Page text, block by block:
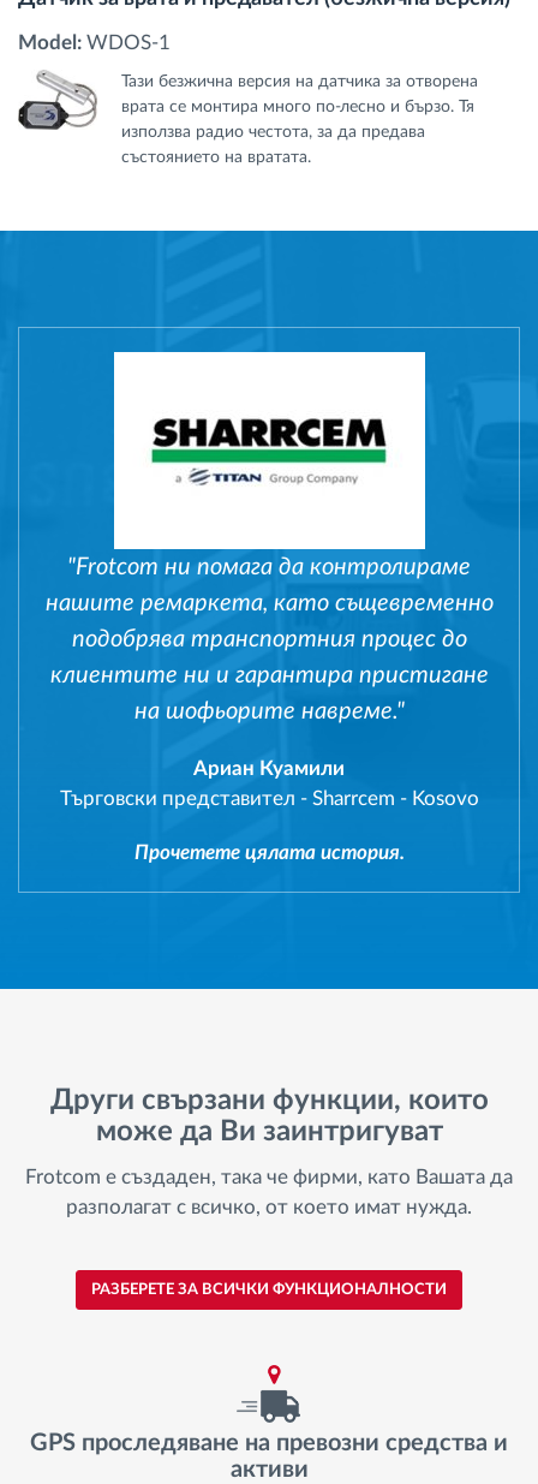
Model: WDOS-1
Тази безжична версия на датчика за отворена
врата се монтира много по-лесно и бързо. Тя
използва радио честота, за да предава
състоянието на вратата.
"Frotcom ни помага да контролираме
нашите ремаркета, като същевременно
подобрява транспортния процес до
клиентите ни и гарантира пристигане
на шофьорите навреме."
Ариан Куамили
Търговски представител - Sharrcem - Kosovo
Прочетете цялата история.
Други свързани функции, които
може да Ви заинтригуват
Frotcom е създаден, така че фирми, като Вашата да
разполагат с всичко, от което имат нужда.
РАЗБЕРЕТЕ ЗА ВСИЧКИ ФУНКЦИОНАЛНОСТИ
GPS проследяване на превозни средства и
активи